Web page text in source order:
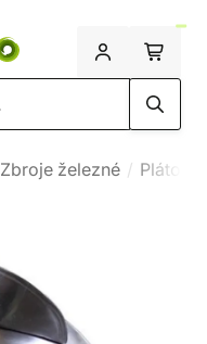
Zbroje železné Plátové